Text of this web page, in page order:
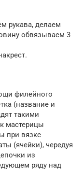
рукава, делаем
обвязываем 3
филейного
(название и
такими
мастерицы
при вязке
(ячейки), чередуя
из
ряду над